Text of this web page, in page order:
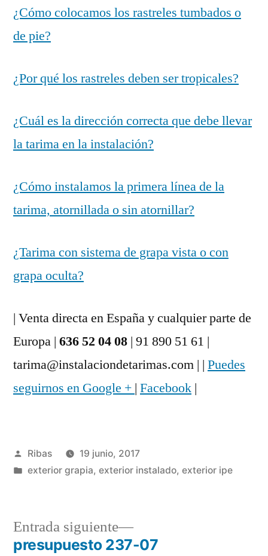
¿Cómo colocamos los rastreles tumbados o
de pie?
¿Por qué los rastreles deben ser tropicales?
¿Cuál es la dirección correcta que debe llevar
la tarima en la instalación?
¿Cómo instalamos la primera línea de la
tarima, atornillada o sin atornillar?
¿Tarima con sistema de grapa vista o con
grapa oculta?
| Venta directa en España y cualquier parte de
Europa | 636 52 04 08 | 91 890 51 61 |
tarima@instalaciondetarimas.com | | Puedes
seguirnos en Google + | Facebook |
Publicado
por
Ribas
19 junio, 2017
Publicado
exterior grapia, exterior instalado, exterior ipe
Entrada siguiente
Entrada
siguiente:
presupuesto 237-07